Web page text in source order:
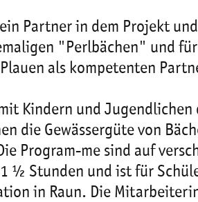
Partner in dem Projekt
"Perlbächen" und
als kompetenten
Kindern und Jugendlichen
die Gewässergüte von
Program-me sind auf
½ Stunden und ist für
in Raun. Die